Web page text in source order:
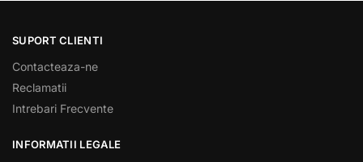
SUPORT CLIENTI
Contacteaza-ne
Reclamatii
Intrebari Frecvente
INFORMATII LEGALE